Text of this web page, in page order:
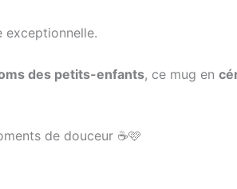
exceptionnelle.
des petits-enfants, ce mug en
de douceur ☕🩷